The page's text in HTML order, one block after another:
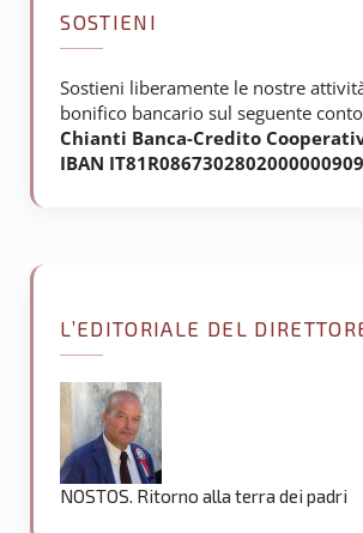
SOSTIENI
Sostieni liberamente le nostre
bonifico bancario sul seguente
Chianti Banca-Credito
IBAN
L’EDITORIALE DEL
NOSTOS. Ritorno alla terra dei padri